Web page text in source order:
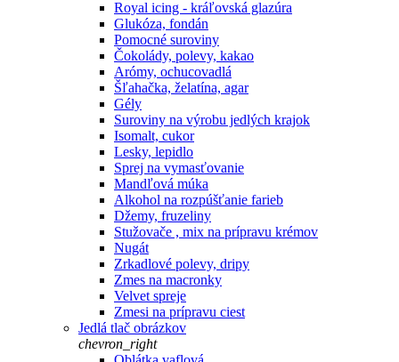
Royal icing - kráľovská glazúra
Glukóza, fondán
Pomocné suroviny
Čokolády, polevy, kakao
Arómy, ochucovadlá
Šľahačka, želatína, agar
Gély
Suroviny na výrobu jedlých krajok
Isomalt, cukor
Lesky, lepidlo
Sprej na vymasťovanie
Mandľová múka
Alkohol na rozpúšťanie farieb
Džemy, fruzeliny
Stužovače , mix na prípravu krémov
Nugát
Zrkadlové polevy, dripy
Zmes na macronky
Velvet spreje
Zmesi na prípravu ciest
Jedlá tlač obrázkov
chevron_right